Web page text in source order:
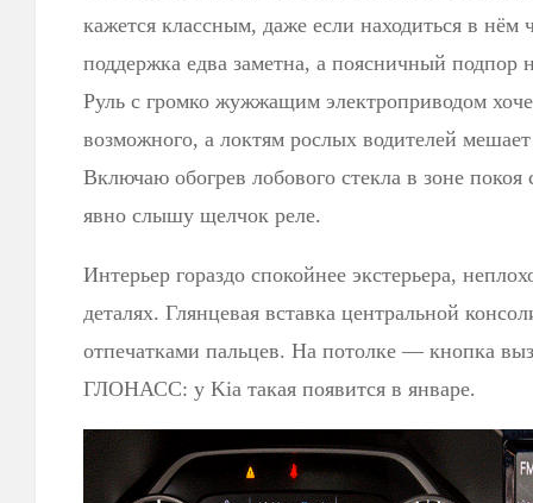
кажется классным, даже если находиться в нём
поддержка едва заметна, а поясничный подпор
Руль с громко жужжащим электроприводом
возможного, а локтям рослых водителей
Включаю обогрев лобового стекла в зоне
явно слышу щелчок реле.
Интерьер гораздо спокойнее экстерьера,
деталях. Глянцевая вставка центральной
отпечатками пальцев. На потолке — кнопка
ГЛОНАСС: у Kia такая появится в январе.